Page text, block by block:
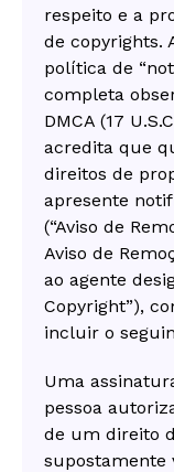
respeito e a
de copyrights.
política de
completa
DMCA (17
acredita que
direitos de
apresente
(“Aviso de
Aviso de
ao agente
Copyright”),
incluir o
Uma
pessoa
de um direito
supostamente